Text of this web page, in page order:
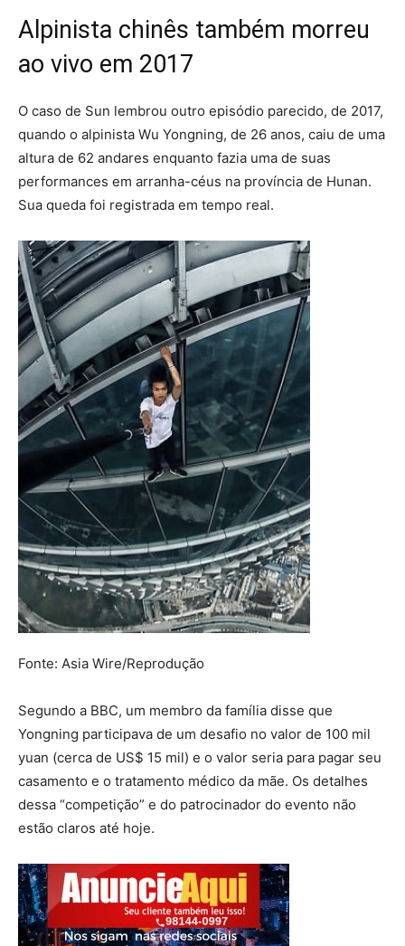
Alpinista chinês também morreu
ao vivo em 2017
O caso de Sun lembrou outro episódio parecido, de 2017,
quando o alpinista Wu Yongning, de 26 anos, caiu de uma
altura de 62 andares enquanto fazia uma de suas
performances em arranha-céus na província de Hunan.
Sua queda foi registrada em tempo real.
Fonte: Asia Wire/Reprodução
Segundo a BBC, um membro da família disse que
Yongning participava de um desafio no valor de 100 mil
yuan (cerca de US$ 15 mil) e o valor seria para pagar seu
casamento e o tratamento médico da mãe. Os detalhes
dessa “competição” e do patrocinador do evento não
estão claros até hoje.